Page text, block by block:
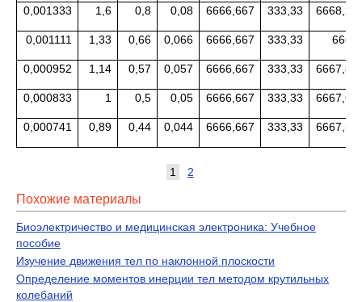
0,001333 1,6 0,8 0,08 6666,667 333,33 6668,26
0,001111 1,33 0,66 0,066 6666,667 333,33 6668
0,000952 1,14 0,57 0,057 6666,667 333,33 6667,81
0,000833 1 0,5 0,05 6666,667 333,33 6667,66
0,000741 0,89 0,44 0,044 6666,667 333,33 6667,55
1 2
Похожие материалы
Биоэлектричество и медицинская электроника: Учебное
пособие
Изучение движения тел по наклонной плоскости
Определение моментов инерции тел методом крутильных
колебаний